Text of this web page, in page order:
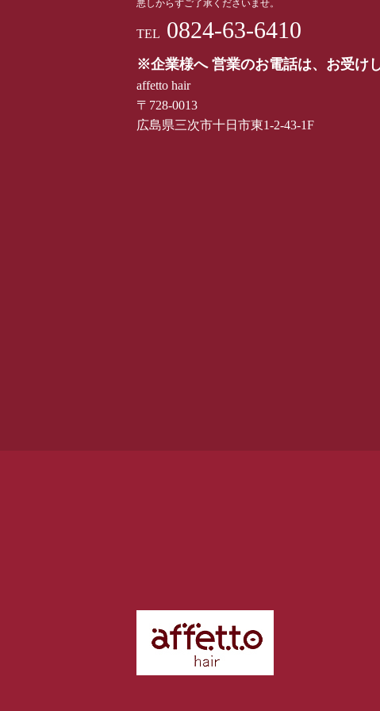
悪しからずご了承くださいませ。
TEL 0824-63-6410
※企業様へ 営業のお電話は、お受け
affetto hair
〒728-0013
広島県三次市十日市東1-2-43-1F